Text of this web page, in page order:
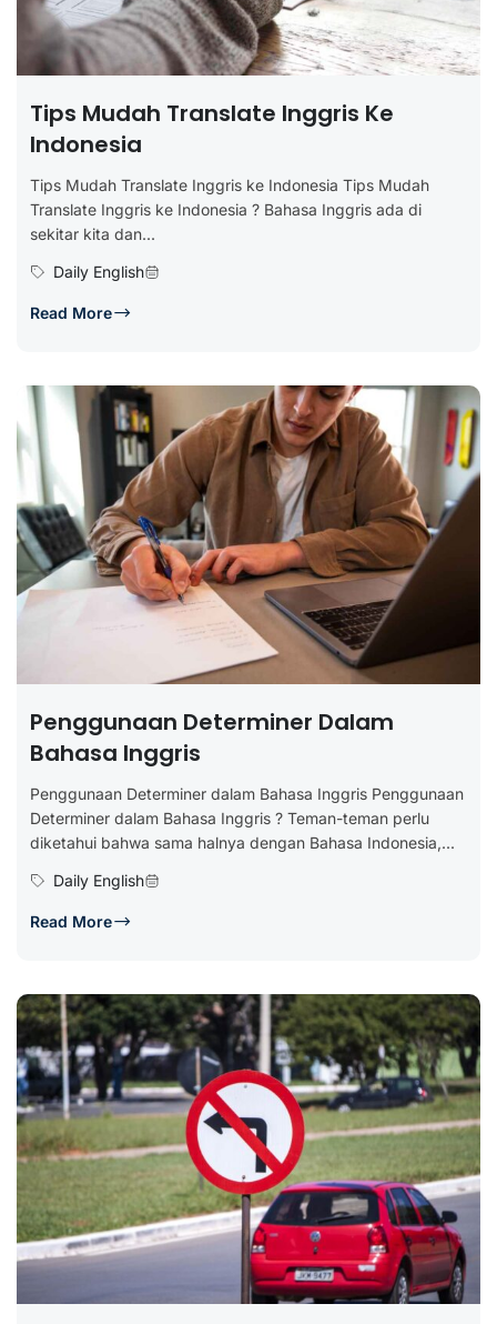
Tips Mudah Translate Inggris Ke
Indonesia
Tips Mudah Translate Inggris ke Indonesia Tips Mudah
Translate Inggris ke Indonesia ? Bahasa Inggris ada di
sekitar kita dan...
Daily English
Read More
Penggunaan Determiner Dalam
Bahasa Inggris
Penggunaan Determiner dalam Bahasa Inggris Penggunaan
Determiner dalam Bahasa Inggris ? Teman-teman perlu
diketahui bahwa sama halnya dengan Bahasa Indonesia,...
Daily English
Read More